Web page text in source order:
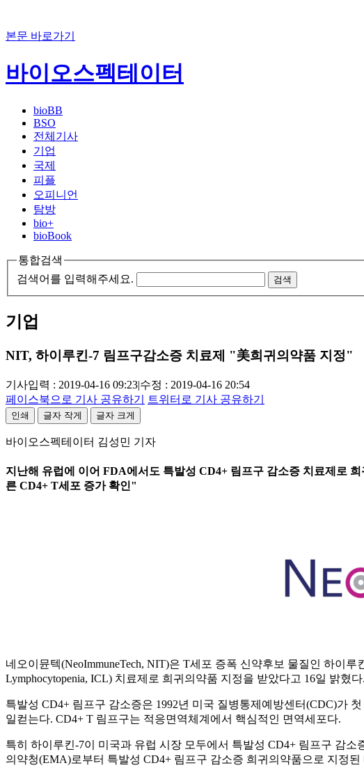
본문 바로가기
바이오스펙테이터
bioBB
BSO
전체기사
기업
국제
피플
오피니언
탐방
bio+
bioBook
통합검색
검색어를 입력해주세요.
검색
기업
NIT, 하이루킨-7 림프구감소증 치료제 "美희귀의약품 지정"
기사입력 : 2019-04-16 09:23|수정 : 2019-04-16 20:54
페이스북으로 기사 공유하기
트위터로 기사 공유하기
인쇄 글자 작게 글자 크게
바이오스펙테이터 김성민 기자
지난해 유럽에 이어 FDA에서도 특발성 CD4+ 림프구 감소증 치료제로
른 CD4+ T세포 증가 확인"
네오이뮨텍(NeoImmuneTech, NIT)은 T세포 증폭 신약후보 물질인 하이
Lymphocytopenia, ICL) 치료제로 희귀의약품 지정을 받았다고 16일 밝혔다.
특발성 CD4+ 림프구 감소증은 1992년 미국 질병통제예방센터(CDC)가
일컫는다. CD4+ T 림프구는 적응면역체계에서 핵심적인 면역세포다.
특히 하이루킨-7이 미국과 유럽 시장 모두에서 특발성 CD4+ 림프구 감
의약청(EMA)로부터 특발성 CD4+ 림프구 감소증 희귀의약품으로 지정된